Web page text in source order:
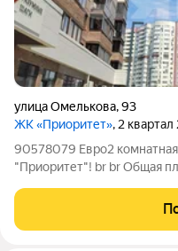
улица Омелькова,93
ЖК «Приоритет», 2
90578079 Евро2 комнатная квартира в ЖК бизнес класса
"Приоритет"! br br Общая
Продажа на условиях права
Коммуникации все